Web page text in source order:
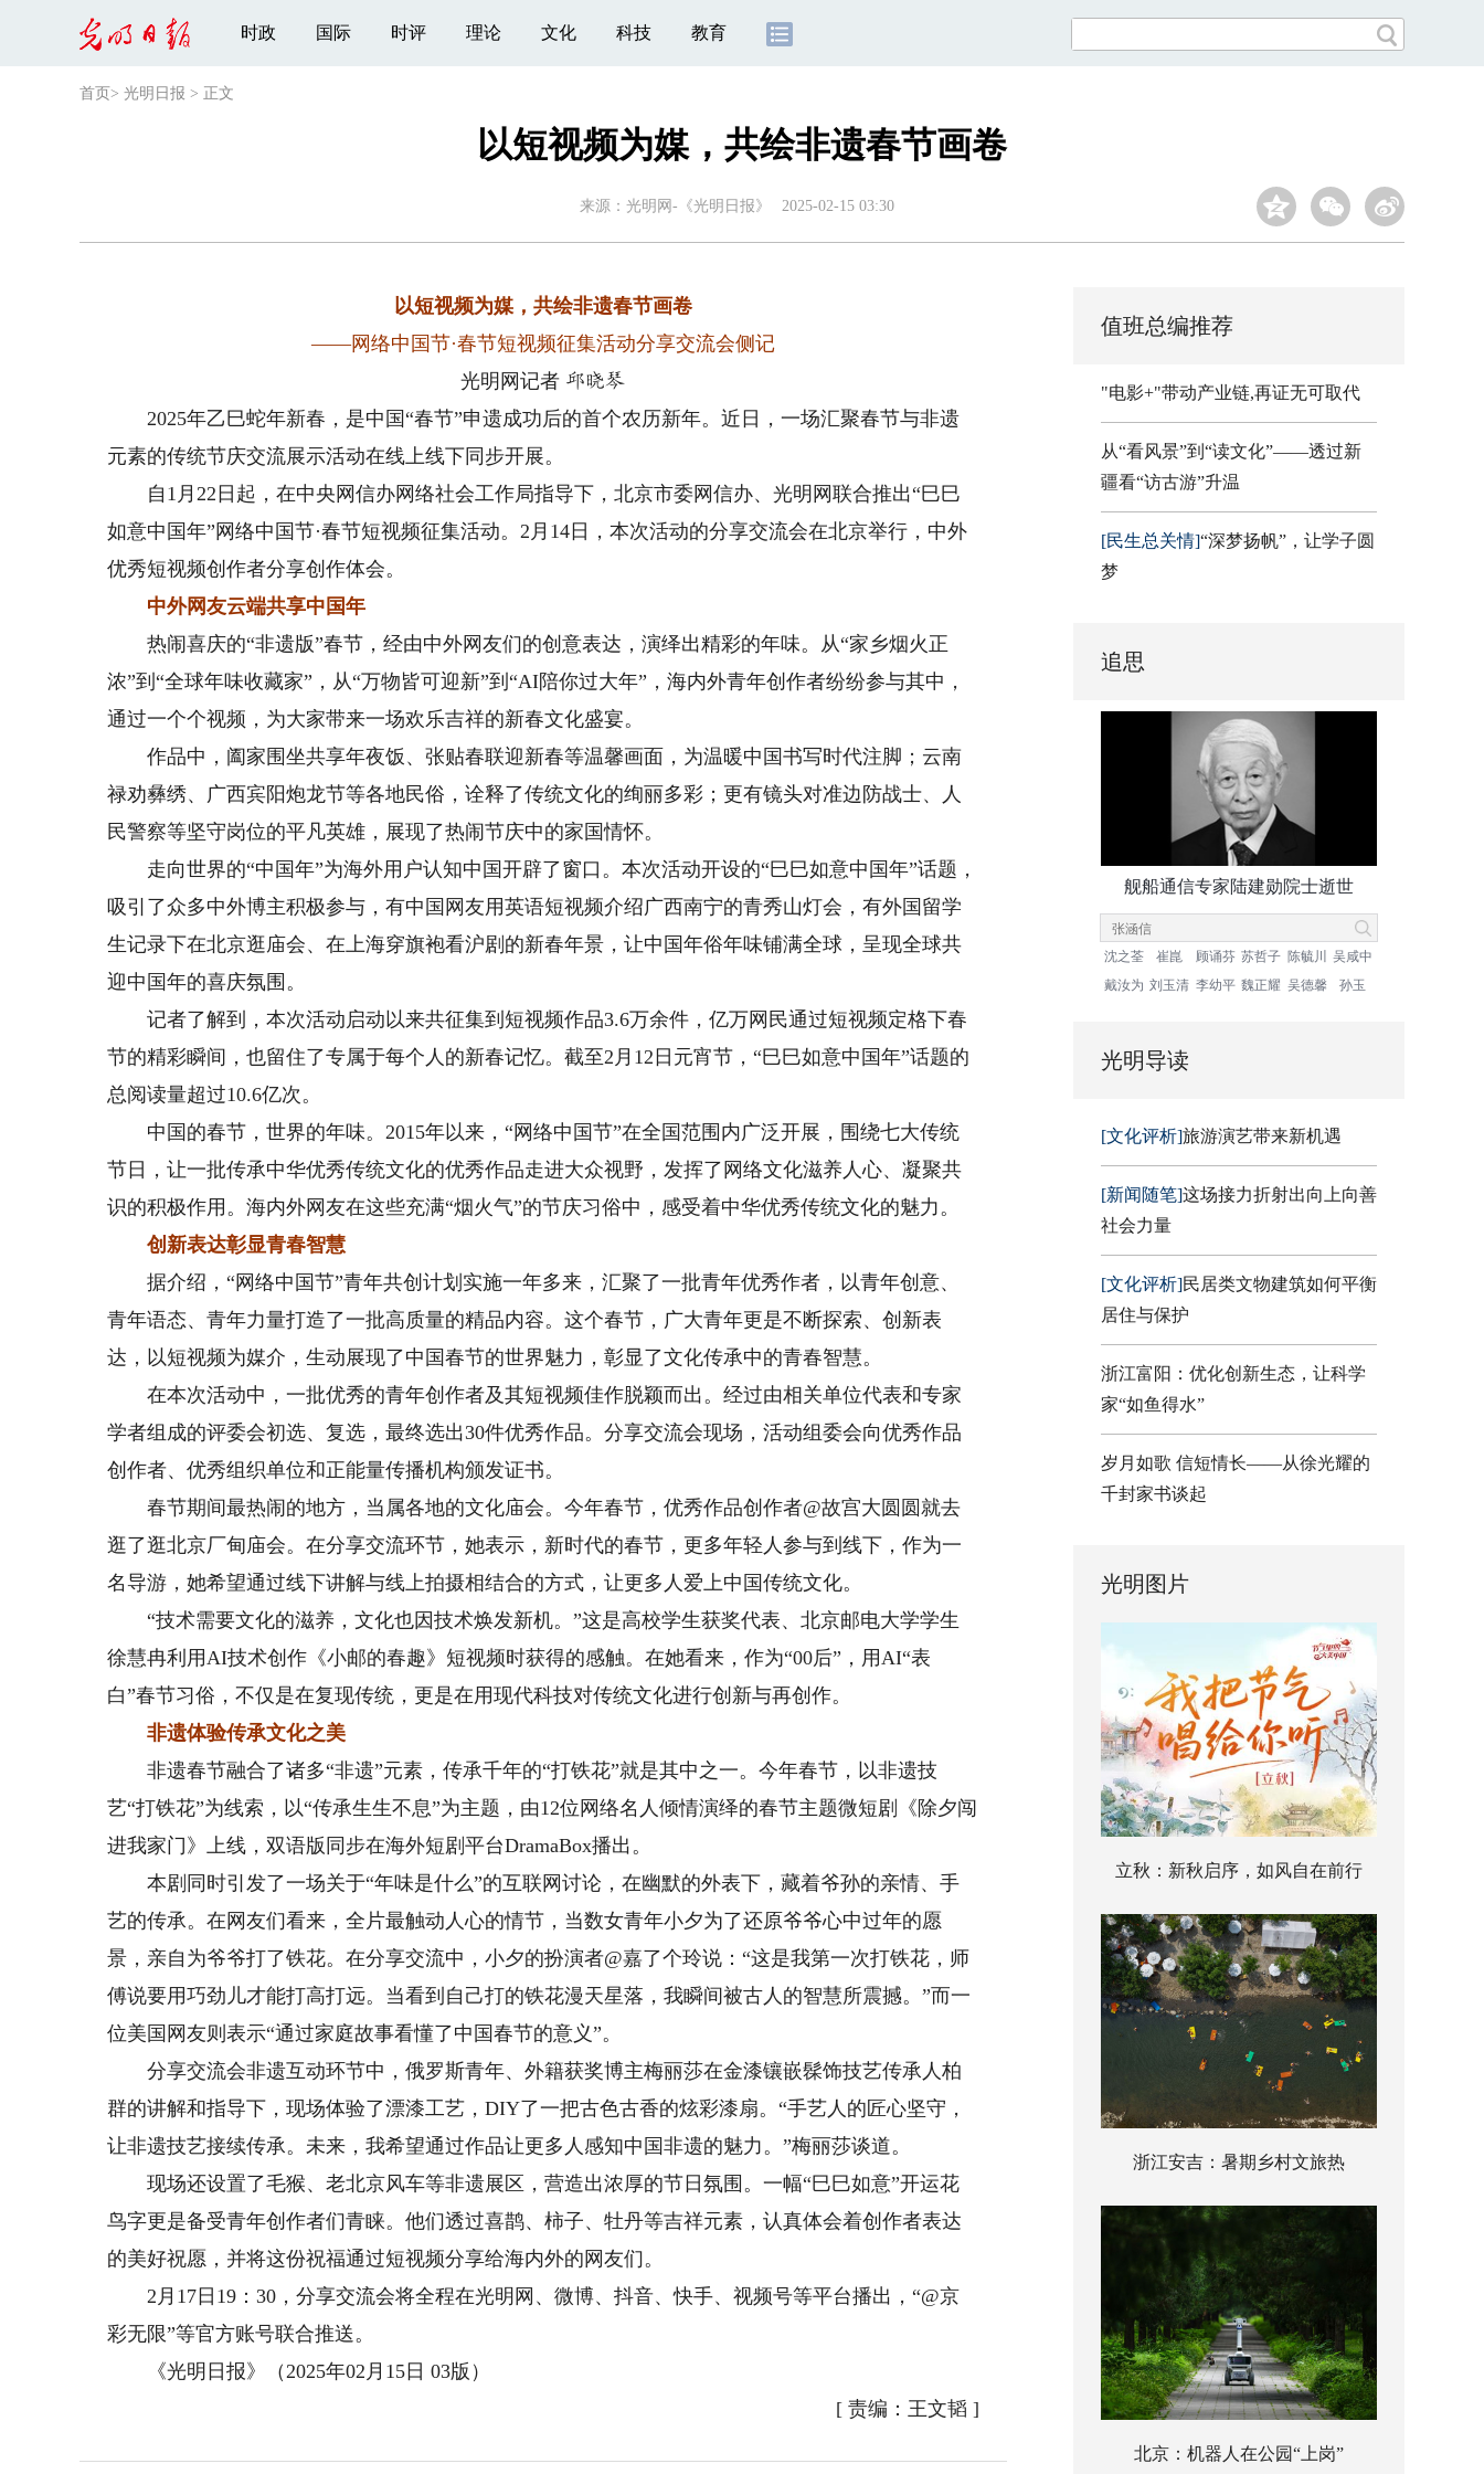
时政 国际 时评 理论 文化 科技 教育
首页 > 光明日报 > 正文
以短视频为媒，共绘非遗春节画卷
来源： 光明网-《光明日报》 2025-02-15 03:30
以短视频为媒，共绘非遗春节画卷
——网络中国节·春节短视频征集活动分享交流会侧记
光明网记者 邱晓琴
2025年乙巳蛇年新春，是中国“春节”申遗成功后的首个农历新年。近日，一场汇聚春节与非遗
元素的传统节庆交流展示活动在线上线下同步开展。
自1月22日起，在中央网信办网络社会工作局指导下，北京市委网信办、光明网联合推出“巳巳
如意中国年”网络中国节·春节短视频征集活动。2月14日，本次活动的分享交流会在北京举行，中外
优秀短视频创作者分享创作体会。
中外网友云端共享中国年
热闹喜庆的“非遗版”春节，经由中外网友们的创意表达，演绎出精彩的年味。从“家乡烟火正
浓”到“全球年味收藏家”，从“万物皆可迎新”到“AI陪你过大年”，海内外青年创作者纷纷参与其中，
通过一个个视频，为大家带来一场欢乐吉祥的新春文化盛宴。
作品中，阖家围坐共享年夜饭、张贴春联迎新春等温馨画面，为温暖中国书写时代注脚；云南
禄劝彝绣、广西宾阳炮龙节等各地民俗，诠释了传统文化的绚丽多彩；更有镜头对准边防战士、人
民警察等坚守岗位的平凡英雄，展现了热闹节庆中的家国情怀。
走向世界的“中国年”为海外用户认知中国开辟了窗口。本次活动开设的“巳巳如意中国年”话题，
吸引了众多中外博主积极参与，有中国网友用英语短视频介绍广西南宁的青秀山灯会，有外国留学
生记录下在北京逛庙会、在上海穿旗袍看沪剧的新春年景，让中国年俗年味铺满全球，呈现全球共
迎中国年的喜庆氛围。
记者了解到，本次活动启动以来共征集到短视频作品3.6万余件，亿万网民通过短视频定格下春
节的精彩瞬间，也留住了专属于每个人的新春记忆。截至2月12日元宵节，“巳巳如意中国年”话题的
总阅读量超过10.6亿次。
中国的春节，世界的年味。2015年以来，“网络中国节”在全国范围内广泛开展，围绕七大传统
节日，让一批传承中华优秀传统文化的优秀作品走进大众视野，发挥了网络文化滋养人心、凝聚共
识的积极作用。海内外网友在这些充满“烟火气”的节庆习俗中，感受着中华优秀传统文化的魅力。
创新表达彰显青春智慧
据介绍，“网络中国节”青年共创计划实施一年多来，汇聚了一批青年优秀作者，以青年创意、
青年语态、青年力量打造了一批高质量的精品内容。这个春节，广大青年更是不断探索、创新表
达，以短视频为媒介，生动展现了中国春节的世界魅力，彰显了文化传承中的青春智慧。
在本次活动中，一批优秀的青年创作者及其短视频佳作脱颖而出。经过由相关单位代表和专家
学者组成的评委会初选、复选，最终选出30件优秀作品。分享交流会现场，活动组委会向优秀作品
创作者、优秀组织单位和正能量传播机构颁发证书。
春节期间最热闹的地方，当属各地的文化庙会。今年春节，优秀作品创作者@故宫大圆圆就去
逛了逛北京厂甸庙会。在分享交流环节，她表示，新时代的春节，更多年轻人参与到线下，作为一
名导游，她希望通过线下讲解与线上拍摄相结合的方式，让更多人爱上中国传统文化。
“技术需要文化的滋养，文化也因技术焕发新机。”这是高校学生获奖代表、北京邮电大学学生
徐慧冉利用AI技术创作《小邮的春趣》短视频时获得的感触。在她看来，作为“00后”，用AI“表
白”春节习俗，不仅是在复现传统，更是在用现代科技对传统文化进行创新与再创作。
非遗体验传承文化之美
非遗春节融合了诸多“非遗”元素，传承千年的“打铁花”就是其中之一。今年春节，以非遗技
艺“打铁花”为线索，以“传承生生不息”为主题，由12位网络名人倾情演绎的春节主题微短剧《除夕闯
进我家门》上线，双语版同步在海外短剧平台DramaBox播出。
本剧同时引发了一场关于“年味是什么”的互联网讨论，在幽默的外表下，藏着爷孙的亲情、手
艺的传承。在网友们看来，全片最触动人心的情节，当数女青年小夕为了还原爷爷心中过年的愿
景，亲自为爷爷打了铁花。在分享交流中，小夕的扮演者@嘉了个玲说：“这是我第一次打铁花，师
傅说要用巧劲儿才能打高打远。当看到自己打的铁花漫天星落，我瞬间被古人的智慧所震撼。”而一
位美国网友则表示“通过家庭故事看懂了中国春节的意义”。
分享交流会非遗互动环节中，俄罗斯青年、外籍获奖博主梅丽莎在金漆镶嵌髹饰技艺传承人柏
群的讲解和指导下，现场体验了漂漆工艺，DIY了一把古色古香的炫彩漆扇。“手艺人的匠心坚守，
让非遗技艺接续传承。未来，我希望通过作品让更多人感知中国非遗的魅力。”梅丽莎谈道。
现场还设置了毛猴、老北京风车等非遗展区，营造出浓厚的节日氛围。一幅“巳巳如意”开运花
鸟字更是备受青年创作者们青睐。他们透过喜鹊、柿子、牡丹等吉祥元素，认真体会着创作者表达
的美好祝愿，并将这份祝福通过短视频分享给海内外的网友们。
2月17日19：30，分享交流会将全程在光明网、微博、抖音、快手、视频号等平台播出，“@京
彩无限”等官方账号联合推送。
《光明日报》（2025年02月15日 03版）
[ 责编：王文韬 ]
值班总编推荐
"电影+"带动产业链,再证无可取代
从“看风景”到“读文化”——透过新
疆看“访古游”升温
[民生总关情]“深梦扬帆”，让学子圆
梦
追思
舰船通信专家陆建勋院士逝世
沈之荃 崔崑 顾诵芬 苏哲子 陈毓川
吴咸中
戴汝为 刘玉清 李幼平 魏正耀 吴德馨 孙玉
光明导读
[文化评析]旅游演艺带来新机遇
[新闻随笔]这场接力折射出向上向善
社会力量
[文化评析]民居类文物建筑如何平衡
居住与保护
浙江富阳：优化创新生态，让科学
家“如鱼得水”
岁月如歌 信短情长——从徐光耀的
千封家书谈起
光明图片
立秋：新秋启序，如风自在前行
浙江安吉：暑期乡村文旅热
北京：机器人在公园“上岗”